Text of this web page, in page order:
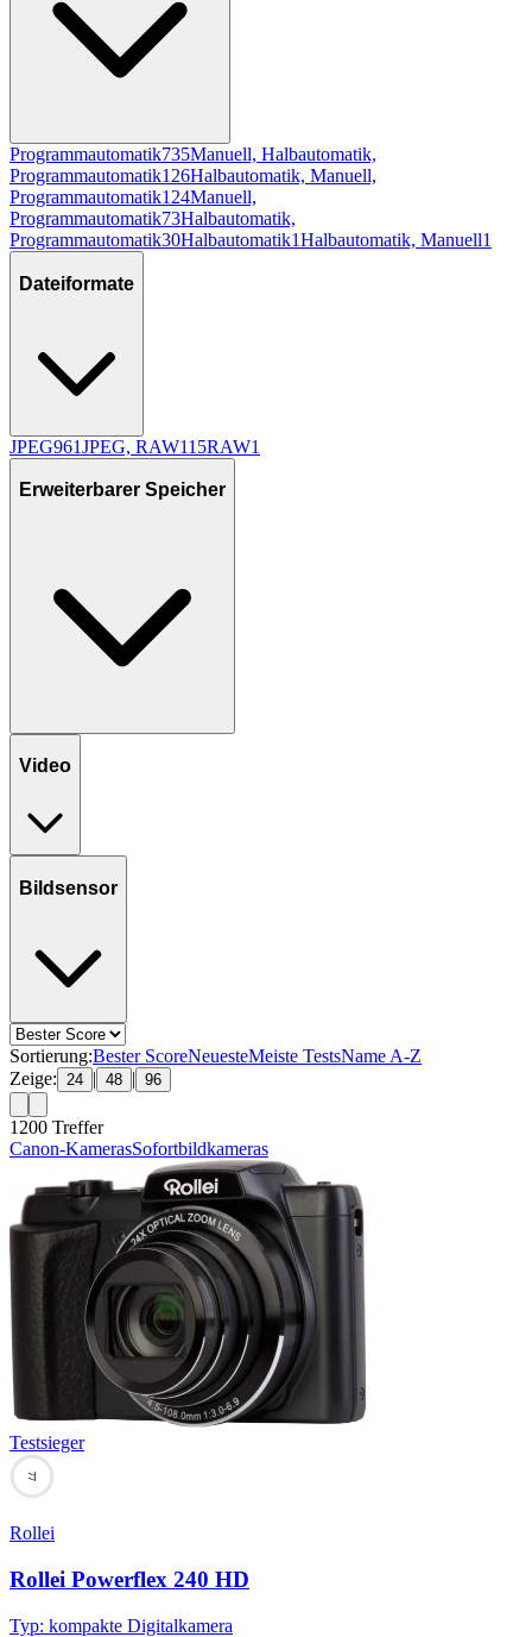
Programmautomatik735Manuell, Halbautomatik,
Programmautomatik126Halbautomatik, Manuell,
Programmautomatik124Manuell,
Programmautomatik73Halbautomatik,
Programmautomatik30Halbautomatik1Halbautomatik, Manuell1
Dateiformate
JPEG961JPEG, RAW115RAW1
Erweiterbarer Speicher
Video
Bildsensor
Sortierung:Bester ScoreNeuesteMeiste TestsName A-Z
Zeige: 24 | 48 | 96
1200 Treffer
Canon-KamerasSofortbildkameras
Testsieger
77
Rollei
Rollei Powerflex 240 HD
Typ: kompakte Digitalkamera